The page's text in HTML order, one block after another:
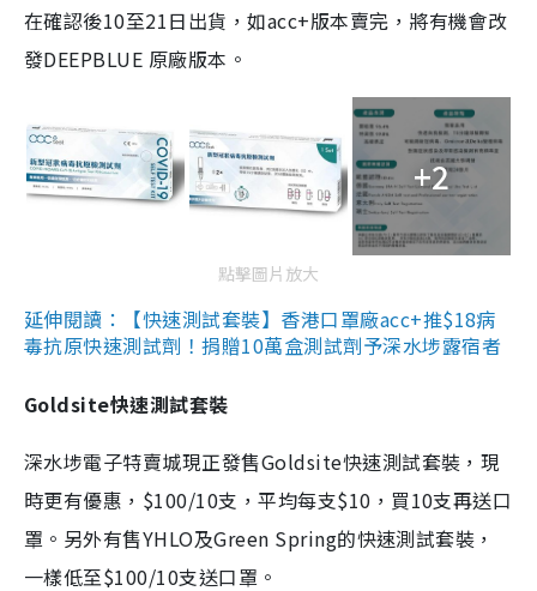
在確認後10至21日出貨，如acc+版本賣完，將有機會改
發DEEPBLUE 原廠版本。
+2
點擊圖片放大
延伸閱讀：【快速測試套裝】香港口罩廠acc+推$18病
毒抗原快速測試劑！捐贈10萬盒測試劑予深水埗露宿者
Goldsite快速測試套裝
深水埗電子特賣城現正發售Goldsite快速測試套裝，現
時更有優惠，$100/10支，平均每支$10，買10支再送口
罩。另外有售YHLO及Green Spring的快速測試套裝，
一樣低至$100/10支送口罩。